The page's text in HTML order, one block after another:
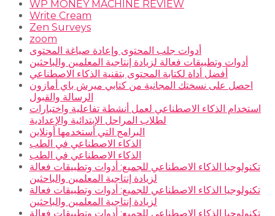
WP MONEY MACHINE REVIEW
Write Cream
Zen Surveys
zoom
أدوات جلب المحتوى وإعادة صياغة المحتوى
أدوات وتطبيقات فعالة لزيادة إنتاجية المعلمين والباحثين
أفضل أداة لكتابة المحتوى بتقنية الذكاء الاصطناعي
احصل على نسختك المجانية من كتابي ميرش باي أمازون
الرسالة والقبول
استخدام الذكاء الاصطناعي لعمل أنشطة تفاعلية واختبارات
لطلاب المراحل الإبتدائية والإعدادية
البرامج التي أستخدمها أونلاين
الذكاء الاصطناعي في الطب
الذكاء الاصطناعي في الطب
تكنولوجيا الذكاء الاصطناعي للجميع: أدوات وتطبيقات فعالة
لزيادة إنتاجية المعلمين والباحثين
تكنولوجيا الذكاء الاصطناعي للجميع: أدوات وتطبيقات فعالة
لزيادة إنتاجية المعلمين والباحثين
تكنولوجيا الذكاء الاصطناعي للجميع: أدوات وتطبيقات فعالة